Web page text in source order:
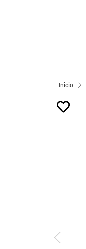
Inicio